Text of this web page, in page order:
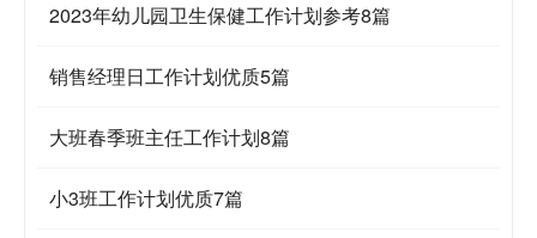
2023年幼儿园卫生保健工作计划参考8篇
销售经理日工作计划优质5篇
大班春季班主任工作计划8篇
小3班工作计划优质7篇